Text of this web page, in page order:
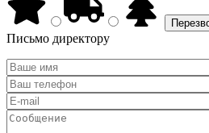
Письмо директору